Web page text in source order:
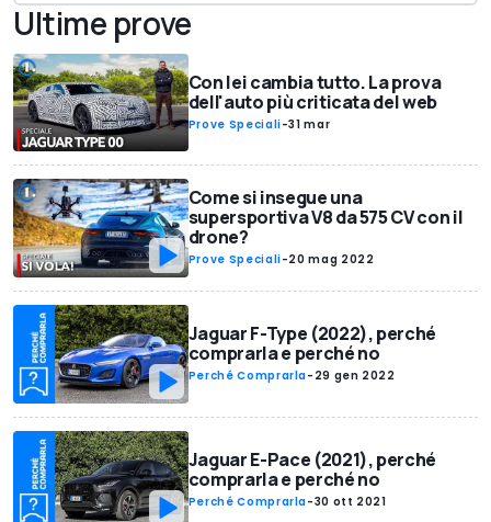
Ultime prove
Con lei cambia tutto. La prova
dell'auto più criticata del web
Prove Speciali-31 mar
Come si insegue una
supersportiva V8 da 575 CV con il
drone?
Prove Speciali-20 mag 2022
Jaguar F-Type (2022), perché
comprarla e perché no
Perché Comprarla- 29 gen 2022
Jaguar E-Pace (2021), perché
comprarla e perché no
Perché Comprarla-30 ott 2021